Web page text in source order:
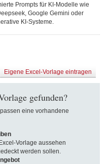
Prompts für KI-Modelle wie
Google Gemini oder
KI-Systeme.
Eigene Excel-Vorlage eintragen
gefunden?
eine vorhandene
Vorlage aussehen
werden sollen.